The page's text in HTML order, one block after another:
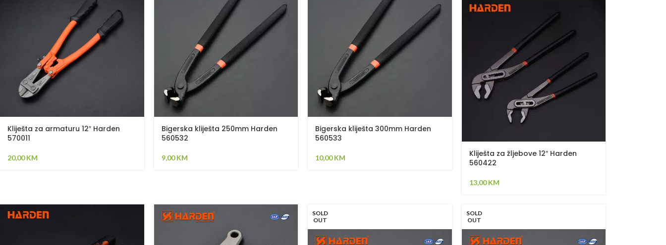
Kliješta za armaturu 12″ Harden
570011
20,00KM
Bigerska kliješta 250mm Harden
560532
9,00KM
Bigerska kliješta 300mm Harden
560533
10,00KM
Kliješta za žljebove 12″ Harden
560422
13,00KM
SOLD
OUT
SOLD
OUT